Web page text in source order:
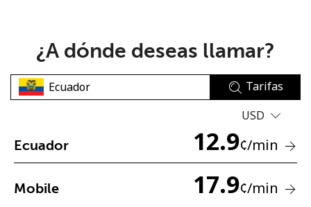
No se ha creado una contraseña
Un número
¿A dónde deseas llamar?
Tarifas
USD
Ecuador 12.9¢/min
Mobile 17.9¢/min